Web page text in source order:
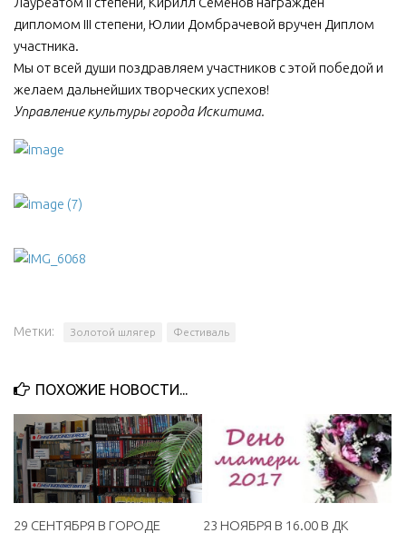
дипломом III степени, Юлии Домбрачевой вручен Диплом
участника.
Мы от всей души поздравляем участников с этой победой и
желаем дальнейших творческих успехов!
Управление культуры города Искитима.
Метки: Золотой шлягер Фестиваль
ПОХОЖИЕ НОВОСТИ...
29 СЕНТЯБРЯ В ГОРОДЕ 23 НОЯБРЯ В 16.00 В ДК